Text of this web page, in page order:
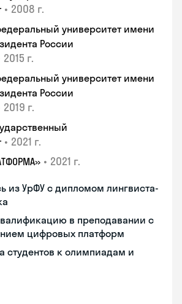
• 2008 г.
университет имени
России
2015 г.
университет имени
России
2019 г.
• 2021 г.
• 2021 г.
из УрФУ с дипломом лингвиста-
в преподавании с
цифровых платформ
студентов к олимпиадам и